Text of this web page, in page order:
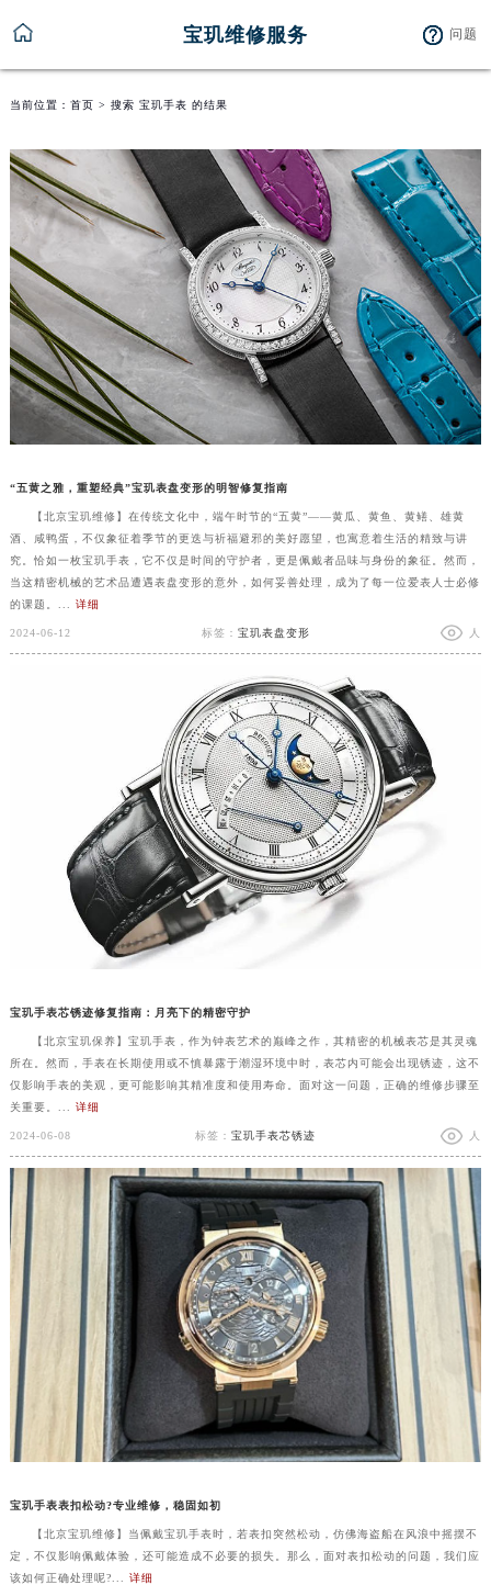
宝玑维修服务 问题
当前位置： 首页 > 搜索 宝玑手表 的结果
“五黄之雅，重塑经典”宝玑表盘变形的明智修复指南
【北京宝玑维修】在传统文化中，端午时节的“五黄”——黄瓜、黄鱼、黄鳝、雄黄
酒、咸鸭蛋，不仅象征着季节的更迭与祈福避邪的美好愿望，也寓意着生活的精致与讲
究。恰如一枚宝玑手表，它不仅是时间的守护者，更是佩戴者品味与身份的象征。然而，
当这精密机械的艺术品遭遇表盘变形的意外，如何妥善处理，成为了每一位爱表人士必修
的课题。... 详细
2024-06-12 标签： 宝玑表盘变形 人
宝玑手表芯锈迹修复指南：月亮下的精密守护
【北京宝玑保养】宝玑手表，作为钟表艺术的巅峰之作，其精密的机械表芯是其灵魂
所在。然而，手表在长期使用或不慎暴露于潮湿环境中时，表芯内可能会出现锈迹，这不
仅影响手表的美观，更可能影响其精准度和使用寿命。面对这一问题，正确的维修步骤至
关重要。... 详细
2024-06-08 标签：宝玑手表芯锈迹 人
宝玑手表表扣松动?专业维修，稳固如初
【北京宝玑维修】当佩戴宝玑手表时，若表扣突然松动，仿佛海盗船在风浪中摇摆不
定，不仅影响佩戴体验，还可能造成不必要的损失。那么，面对表扣松动的问题，我们应
该如何正确处理呢?... 详细